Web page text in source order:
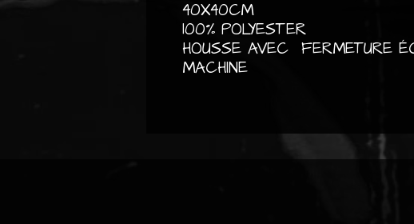
40X40CM
100% POLYESTER
HOUSSE AVEC FERMETURE
MACHINE